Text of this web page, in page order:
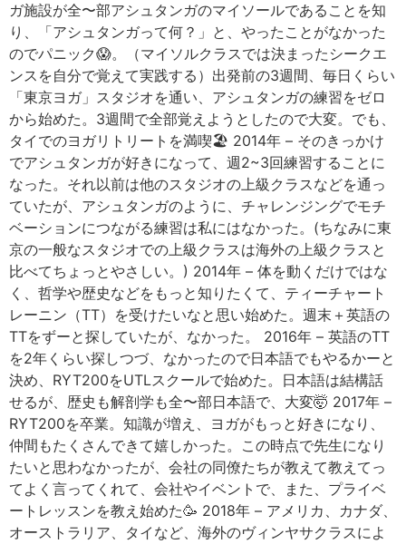
ガ施設が全〜部アシュタンガのマイソールであることを知
り、「アシュタンガって何？」と、やったことがなかった
のでパニック😱。（マイソルクラスでは決まったシークエ
ンスを自分で覚えて実践する）出発前の3週間、毎日くらい
「東京ヨガ」スタジオを通い、アシュタンガの練習をゼロ
から始めた。3週間で全部覚えようとしたので大変。でも、
タイでのヨガリトリートを満喫🏖 2014年 – そのきっかけ
でアシュタンガが好きになって、週2~3回練習することに
なった。それ以前は他のスタジオの上級クラスなどを通っ
ていたが、アシュタンガのように、チャレンジングでモチ
ベーションにつながる練習は私にはなかった。(ちなみに東
京の一般なスタジオでの上級クラスは海外の上級クラスと
比べてちょっとやさしい。) 2014年 – 体を動くだけではな
く、哲学や歴史などをもっと知りたくて、ティーチャート
レーニン（TT）を受けたいなと思い始めた。週末＋英語の
TTをずーと探していたが、なかった。 2016年 – 英語のTT
を2年くらい探しつづ、なかったので日本語でもやるかーと
決め、RYT200をUTLスクールで始めた。日本語は結構話
せるが、歴史も解剖学も全〜部日本語で、大変🤯 2017年 –
RYT200を卒業。知識が増え、ヨガがもっと好きになり、
仲間もたくさんできて嬉しかった。この時点で先生になり
たいと思わなかったが、会社の同僚たちが教えて教えてっ
てよく言ってくれて、会社やイベントで、また、プライベ
ートレッスンを教え始めた🥳 2018年 – アメリカ、カナダ、
オーストラリア、タイなど、海外のヴィンヤサクラスによ